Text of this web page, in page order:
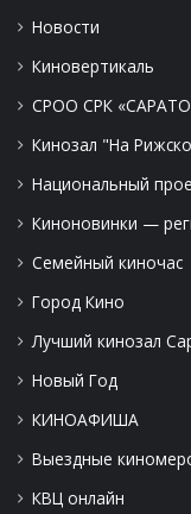
Новости
Киновертикаль
СРОО СРК
Кинозал "На
Национальный
Киноновинки —
Семейный киночас
Город Кино
Лучший кинозал
Новый Год
КИНОАФИША
Выездные
КВЦ онлайн